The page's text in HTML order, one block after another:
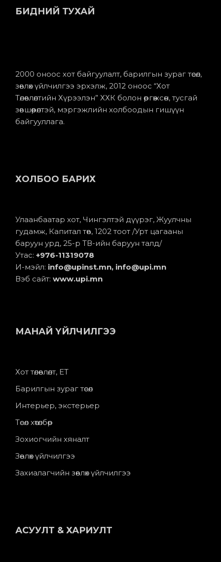
БИДНИЙ ТУХАЙ
2000 оноос хот байгуулалт, барилгын зураг төсөл,
зөвлөх үйлчилгээ эрхэлж, 2012 оноос “Хот
Төлөвлөлтийн Хүрээлэн” ХХК болон өргөжсөн, тусгай
зөвшөөрөлтэй, мэргэжлийн холбоодын гишүүн
байгууллага.
ХОЛБОО БАРИХ
Улаанбаатар хот, Чингэлтэй дүүрэг, Жуулчны
гудамж, Капитал төв, 1202 тоот /Урт цагааны
баруун урд, 25-р ТВ-ийн баруун талд/
Утас:+976-11319078
И-мэйл: info@upinst.mn, info@upi.mn
Вэб сайт:www.upi.mn
МАНАЙ ҮЙЛЧИЛГЭЭ
Хот төлөвлөлт, ЕТ
Барилгын зураг төсөл
Интерьер, экстерьер
Төсөл хөтөлбөр
Зохиогчийн хяналт
Зөвлөх үйлчилгээ
Захиалагчийн зөвлөх үйлчилгээ
АСУУЛТ & ХАРИУЛТ